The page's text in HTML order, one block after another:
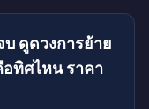
บ ดูดวงการย้าย
ทิศไหน ราคา